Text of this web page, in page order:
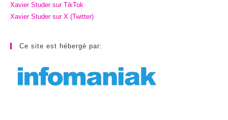
Xavier Studer sur TikTok
Xavier Studer sur X (Twitter)
Ce site est hébergé par: